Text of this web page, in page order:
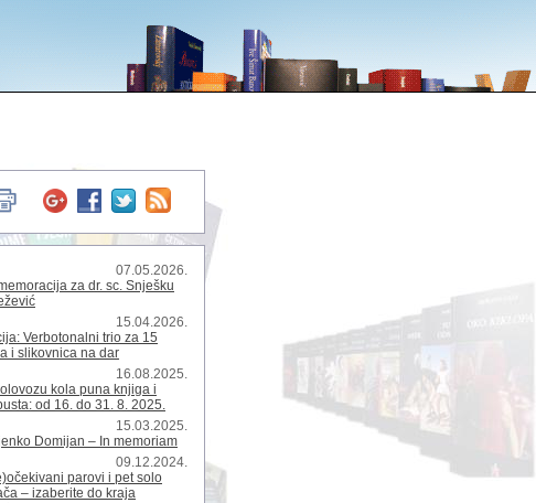
07.05.2026.
za dr. sc. Snješku
15.04.2026.
Verbotonalni trio za 15
i slikovnica na dar
16.08.2025.
kola puna knjiga i
od 16. do 31. 8. 2025.
15.03.2025.
Domijan – In memoriam
09.12.2024.
parovi i pet solo
– izaberite do kraja